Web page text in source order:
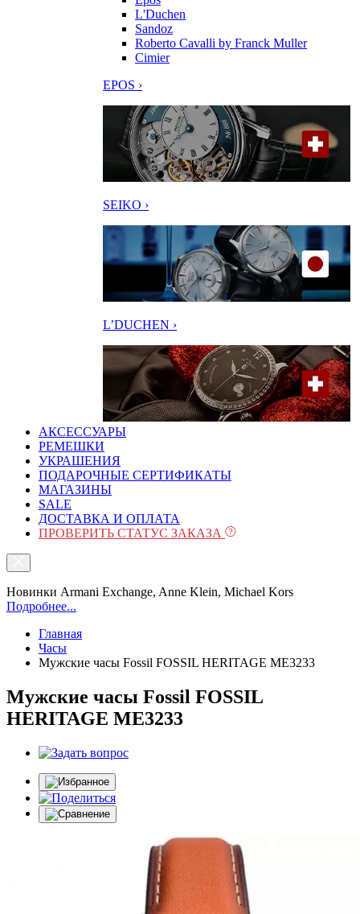
L'Duchen
Sandoz
Roberto Cavalli by Franck Muller
Cimier
EPOS ›
SEIKO ›
L’DUCHEN ›
АКСЕССУАРЫ
РЕМЕШКИ
УКРАШЕНИЯ
ПОДАРОЧНЫЕ СЕРТИФИКАТЫ
МАГАЗИНЫ
SALE
ДОСТАВКА И ОПЛАТА
ПРОВЕРИТЬ СТАТУС ЗАКАЗА
Новинки Armani Exchange, Anne Klein, Michael Kors
Подробнее...
Главная
Часы
Мужские часы Fossil FOSSIL HERITAGE ME3233
Мужские часы Fossil FOSSIL
HERITAGE ME3233